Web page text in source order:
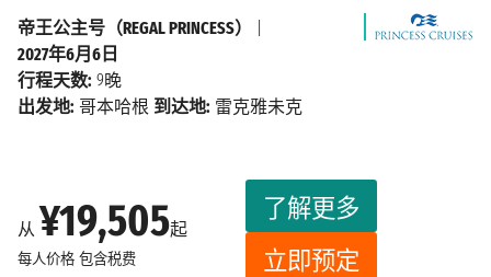
从 ¥19,505起
每人价格 包含税费
了解更多
立即预定
帝王公主号（REGAL PRINCESS）
2027年6月6日
行程天数: 9晚
出发地: 哥本哈根 到达地: 雷克雅未克